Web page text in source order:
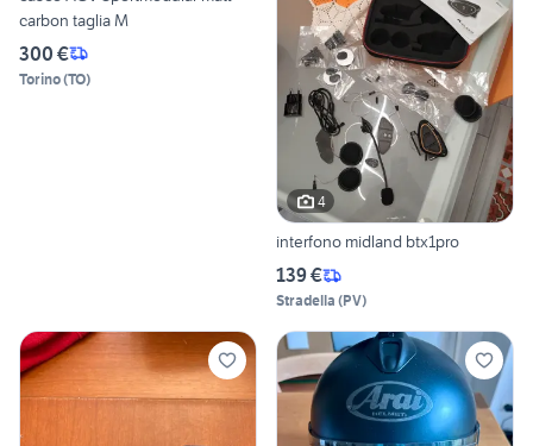
carbon taglia M
300 €
Torino(TO)
4
interfono midland btx1pro
139 €
Stradella (PV)